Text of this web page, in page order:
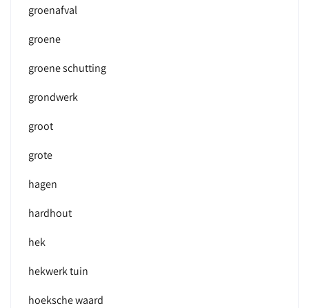
groenafval
groene
groene schutting
grondwerk
groot
grote
hagen
hardhout
hek
hekwerk tuin
hoeksche waard